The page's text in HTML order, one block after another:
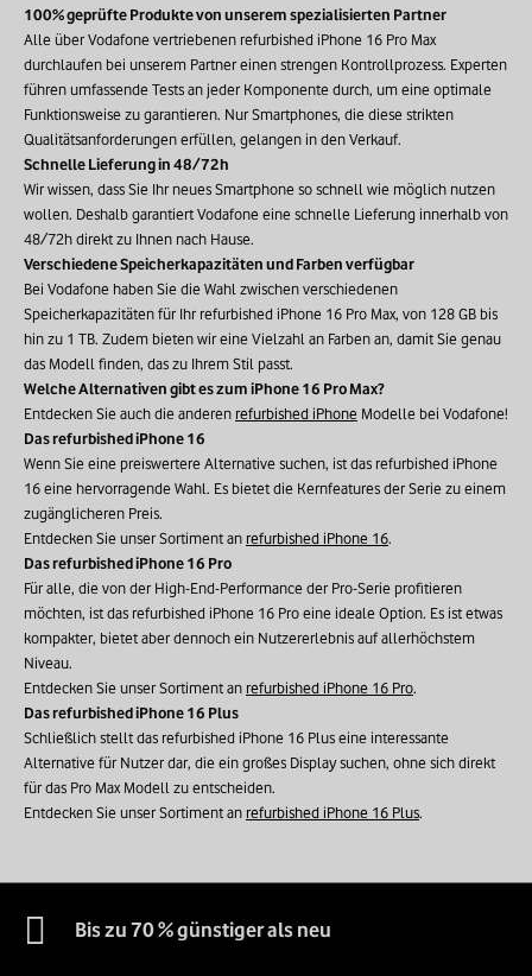
100% geprüfte Produkte von unserem spezialisierten Partner
Alle über Vodafone vertriebenen refurbished iPhone 16 Pro Max
durchlaufen bei unserem Partner einen strengen Kontrollprozess. Experten
führen umfassende Tests an jeder Komponente durch, um eine optimale
Funktionsweise zu garantieren. Nur Smartphones, die diese strikten
Qualitätsanforderungen erfüllen, gelangen in den Verkauf.
Schnelle Lieferung in 48/72h
Wir wissen, dass Sie Ihr neues Smartphone so schnell wie möglich nutzen
wollen. Deshalb garantiert Vodafone eine schnelle Lieferung innerhalb von
48/72h direkt zu Ihnen nach Hause.
Verschiedene Speicherkapazitäten und Farben verfügbar
Bei Vodafone haben Sie die Wahl zwischen verschiedenen
Speicherkapazitäten für Ihr refurbished iPhone 16 Pro Max, von 128 GB bis
hin zu 1 TB. Zudem bieten wir eine Vielzahl an Farben an, damit Sie genau
das Modell finden, das zu Ihrem Stil passt.
Welche Alternativen gibt es zum iPhone 16 Pro Max?
Entdecken Sie auch die anderen refurbished iPhone Modelle bei Vodafone!
Das refurbished iPhone 16
Wenn Sie eine preiswertere Alternative suchen, ist das refurbished iPhone
16 eine hervorragende Wahl. Es bietet die Kernfeatures der Serie zu einem
zugänglicheren Preis.
Entdecken Sie unser Sortiment an refurbished iPhone 16.
Das refurbished iPhone 16 Pro
Für alle, die von der High-End-Performance der Pro-Serie profitieren
möchten, ist das refurbished iPhone 16 Pro eine ideale Option. Es ist etwas
kompakter, bietet aber dennoch ein Nutzererlebnis auf allerhöchstem
Niveau.
Entdecken Sie unser Sortiment an refurbished iPhone 16 Pro.
Das refurbished iPhone 16 Plus
Schließlich stellt das refurbished iPhone 16 Plus eine interessante
Alternative für Nutzer dar, die ein großes Display suchen, ohne sich direkt
für das Pro Max Modell zu entscheiden.
Entdecken Sie unser Sortiment an refurbished iPhone 16 Plus.
Bis zu 70 % günstiger als neu